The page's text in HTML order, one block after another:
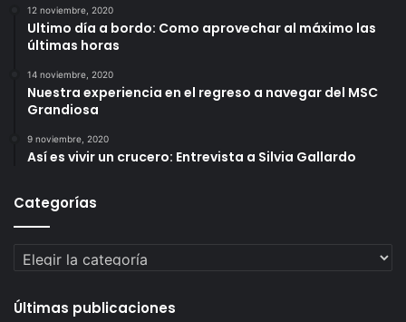
12 noviembre, 2020
Ultimo día a bordo: Como aprovechar al máximo las
últimas horas
14 noviembre, 2020
Nuestra experiencia en el regreso a navegar del MSC
Grandiosa
9 noviembre, 2020
Así es vivir un crucero: Entrevista a Silvia Gallardo
Categorías
Categorías
Últimas publicaciones